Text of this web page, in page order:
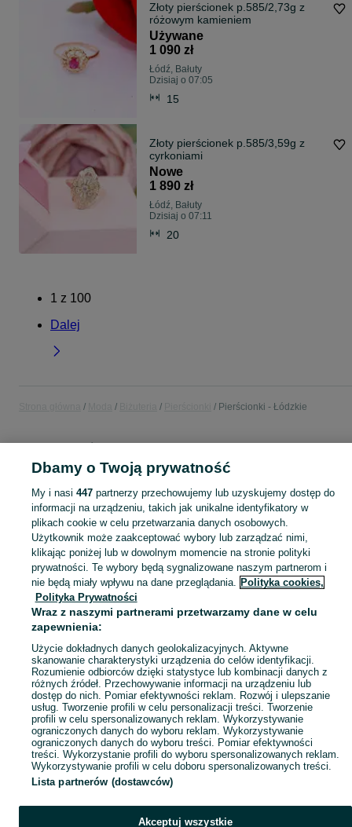
Złoty pierścionek p.585/2,73g z
różowym kamieniem
Używane
1 090 zł
Łódź, Bałuty
Dzisiaj o 07:05
15
Złoty pierścionek p.585/3,59g z
cyrkoniami
Nowe
1 890 zł
Łódź, Bałuty
Dzisiaj o 07:11
20
1 z 100
Dalej
Pierścionki - Łódzkie
KATEGORIA
Mapa kategorii
Mapa miejscowości
Mapa ministron
Popularne wyszukiwania
Dbamy o Twoją prywatność
My i nasi 447partnerzy przechowujemy lub uzyskujemy dostęp do
informacji na urządzeniu, takich jak unikalne identyfikatory w
plikach cookie w celu przetwarzania danych osobowych.
Użytkownik może zaakceptować wybory lub zarządzać nimi,
klikając poniżej lub w dowolnym momencie na stronie polityki
prywatności. Te wybory będą sygnalizowane naszym partnerom i
nie będą miały wpływu na dane przeglądania. Polityka cookies,
Polityka Prywatności
Wraz z naszymi partnerami przetwarzamy dane w celu
zapewnienia:
Użycie dokładnych danych geolokalizacyjnych. Aktywne
skanowanie charakterystyki urządzenia do celów identyfikacji.
Rozumienie odbiorców dzięki statystyce lub kombinacji danych z
różnych źródeł. Przechowywanie informacji na urządzeniu lub
dostęp do nich. Pomiar efektywności reklam. Rozwój i ulepszanie
usług. Tworzenie profili w celu personalizacji treści. Tworzenie
profili w celu spersonalizowanych reklam. Wykorzystywanie
ograniczonych danych do wyboru reklam. Wykorzystywanie
ograniczonych danych do wyboru treści. Pomiar efektywności
treści. Wykorzystanie profili do wyboru spersonalizowanych reklam.
Wykorzystywanie profili w celu doboru spersonalizowanych treści.
Lista partnerów (dostawców)
Akceptuj wszystkie